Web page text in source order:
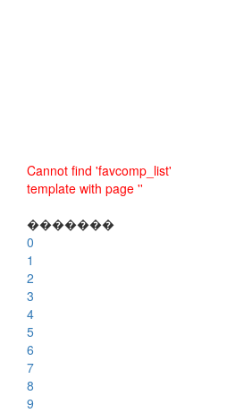
Cannot find 'favcomp_list'
template with page ''
�������
0
1
2
3
4
5
6
7
8
9